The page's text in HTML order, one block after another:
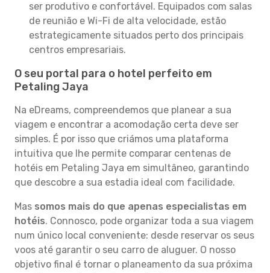
ser produtivo e confortável. Equipados com salas
de reunião e Wi-Fi de alta velocidade, estão
estrategicamente situados perto dos principais
centros empresariais.
O seu portal para o hotel perfeito em
Petaling Jaya
Na eDreams, compreendemos que planear a sua
viagem e encontrar a acomodação certa deve ser
simples. É por isso que criámos uma plataforma
intuitiva que lhe permite comparar centenas de
hotéis em Petaling Jaya em simultâneo, garantindo
que descobre a sua estadia ideal com facilidade.
Mas somos mais do que apenas especialistas em
hotéis. Connosco, pode organizar toda a sua viagem
num único local conveniente: desde reservar os seus
voos até garantir o seu carro de aluguer. O nosso
objetivo final é tornar o planeamento da sua próxima